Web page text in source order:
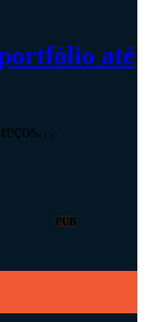
até
PUB